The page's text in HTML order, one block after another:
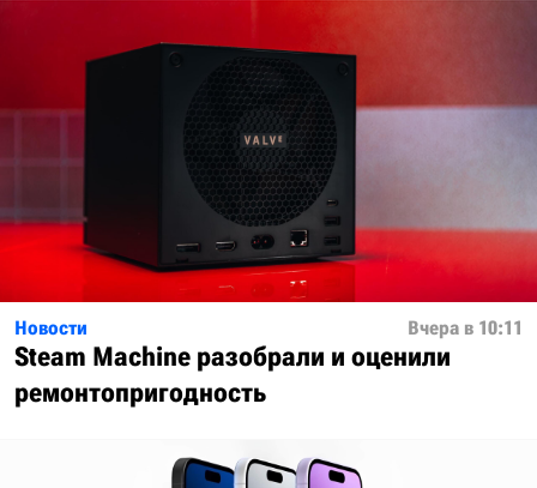
Новости Вчера в 10:11
Steam Machine разобрали и оценили
ремонтопригодность